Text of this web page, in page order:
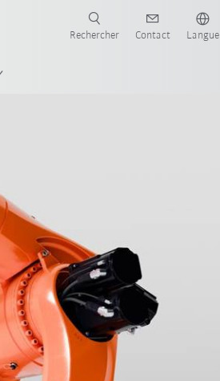
Rechercher Contact Langue